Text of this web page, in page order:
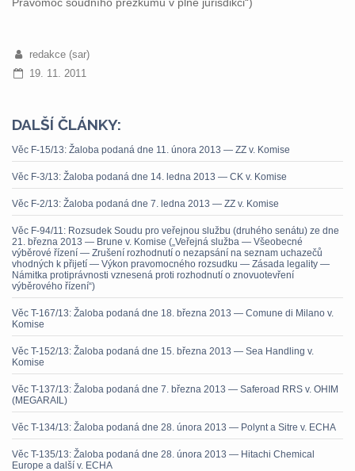
redakce (sar)
19. 11. 2011
DALŠÍ ČLÁNKY:
Věc F-15/13: Žaloba podaná dne 11. února 2013 — ZZ v. Komise
Věc F-3/13: Žaloba podaná dne 14. ledna 2013 — CK v. Komise
Věc F-2/13: Žaloba podaná dne 7. ledna 2013 — ZZ v. Komise
Věc F-94/11: Rozsudek Soudu pro veřejnou službu (druhého senátu) ze dne
21. března 2013 — Brune v. Komise („Veřejná služba — Všeobecné
výběrové řízení — Zrušení rozhodnutí o nezapsání na seznam uchazečů
vhodných k přijetí — Výkon pravomocného rozsudku — Zásada legality —
Námitka protiprávnosti vznesená proti rozhodnutí o znovuotevření
výběrového řízení“)
Věc T-167/13: Žaloba podaná dne 18. března 2013 — Comune di Milano v.
Komise
Věc T-152/13: Žaloba podaná dne 15. března 2013 — Sea Handling v.
Komise
Věc T-137/13: Žaloba podaná dne 7. března 2013 — Saferoad RRS v. OHIM
(MEGARAIL)
Věc T-134/13: Žaloba podaná dne 28. února 2013 — Polynt a Sitre v. ECHA
Věc T-135/13: Žaloba podaná dne 28. února 2013 — Hitachi Chemical
Europe a další v. ECHA